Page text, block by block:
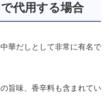
代用する場合
華だしとして非常に有名で
旨味、香辛料も含まれてい